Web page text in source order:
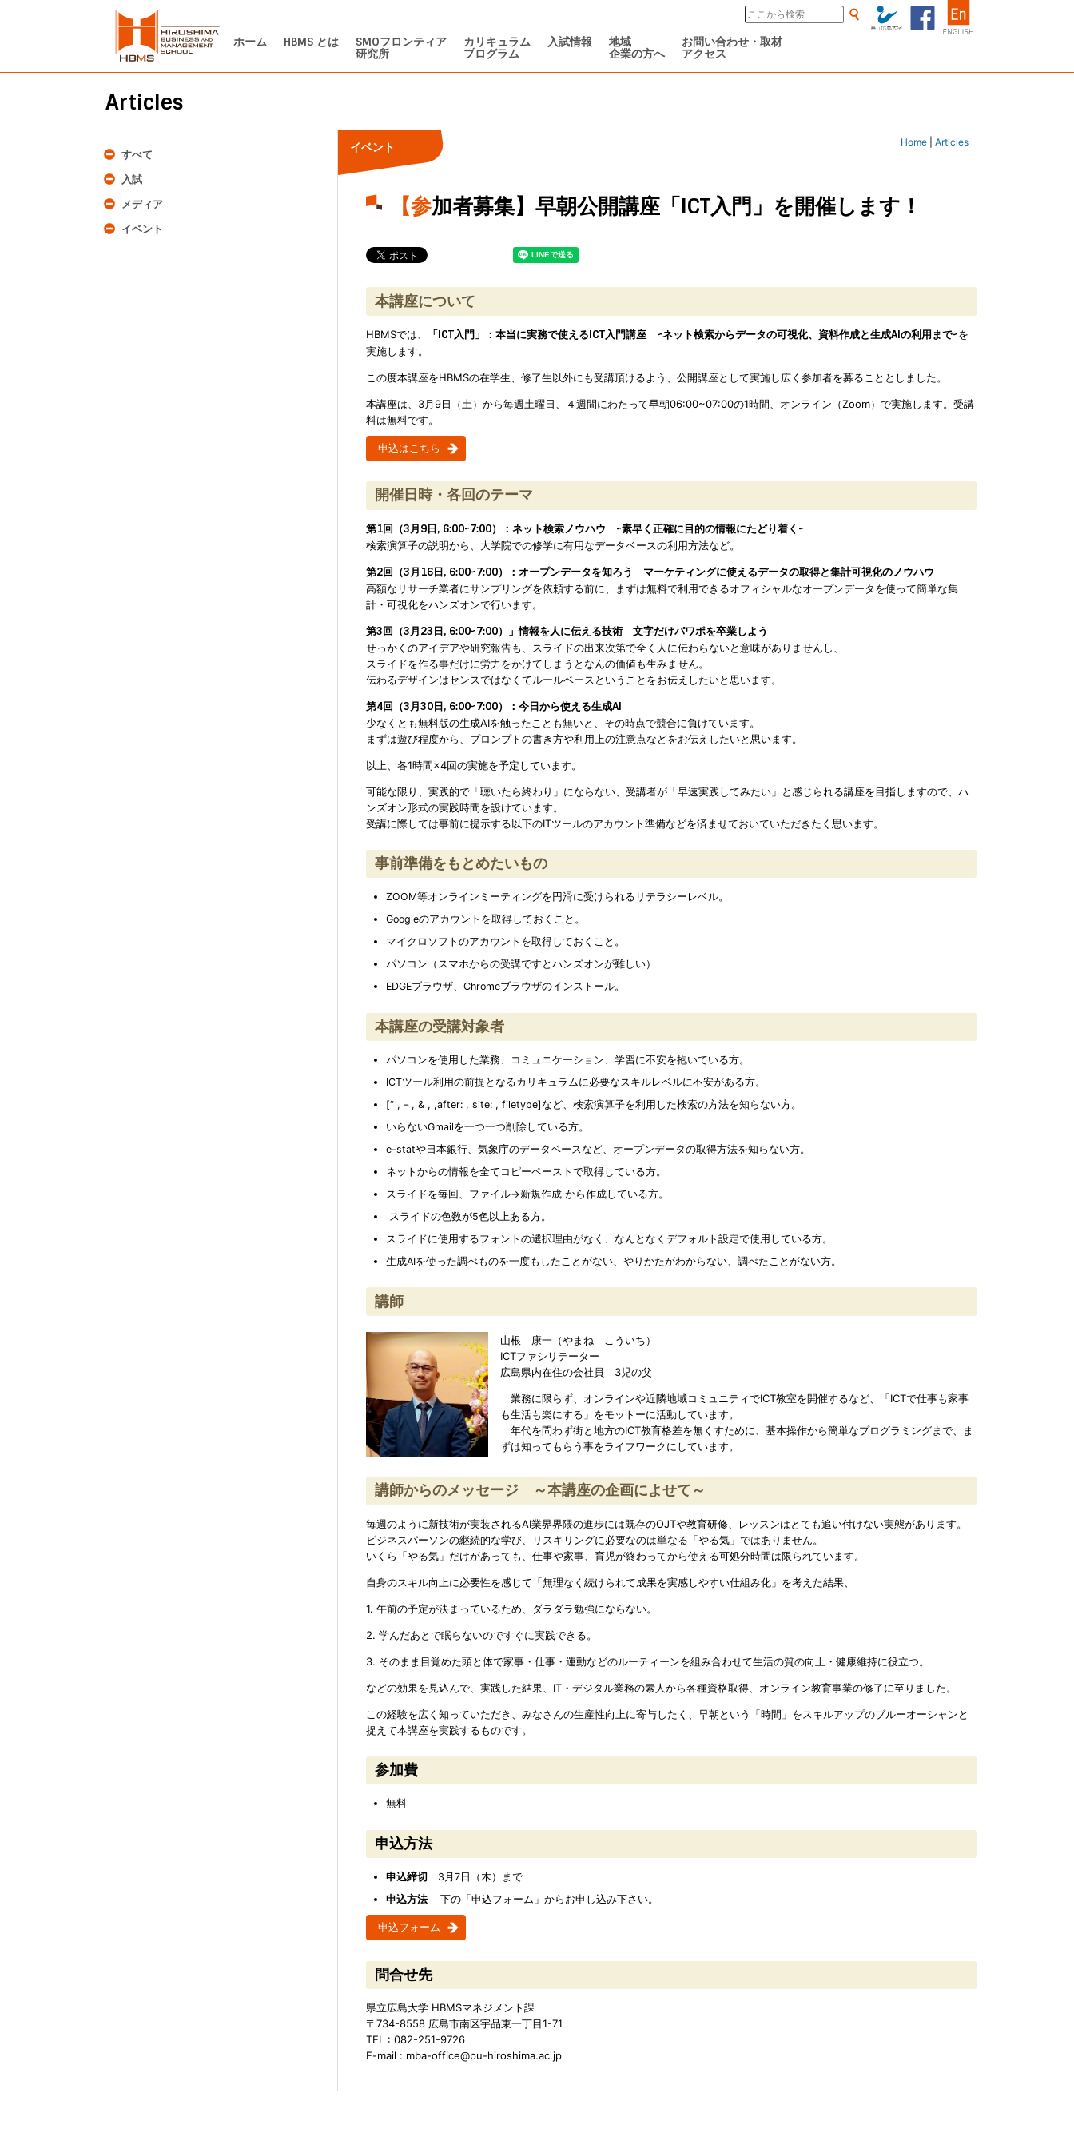
ホーム HBMS とは
SMOフロンティア
研究所
カリキュラム
プログラム
入試情報
地域
企業の方へ
お問い合わせ・取材
アクセス
Articles
すべて
入試
メディア
イベント
Home Articles
イベント
【参加者募集】早朝公開講座「ICT入門」を開催します！
本講座について
HBMSでは、 「ICT入門」：本当に実務で使えるICT入門講座 ~ネット検索からデータの可視化、資料作成と生成AIの利用まで~を
実施します。
この度本講座をHBMSの在学生、修了生以外にも受講頂けるよう、公開講座として実施し広く参加者を募ることとしました。
本講座は、3月9日（土）から毎週土曜日、４週間にわたって早朝06:00~07:00の1時間、オンライン（Zoom）で実施します。受講
料は無料です。
申込はこちら
開催日時・各回のテーマ
第1回（3月9日, 6:00~7:00）：ネット検索ノウハウ ~素早く正確に目的の情報にたどり着く~
検索演算子の説明から、大学院での修学に有用なデータベースの利用方法など。
第2回（3月16日, 6:00~7:00）：オープンデータを知ろう マーケティングに使えるデータの取得と集計可視化のノウハウ
高額なリサーチ業者にサンプリングを依頼する前に、まずは無料で利用できるオフィシャルなオープンデータを使って簡単な集
計・可視化をハンズオンで行います。
第3回（3月23日, 6:00~7:00）」情報を人に伝える技術 文字だけパワポを卒業しよう
せっかくのアイデアや研究報告も、スライドの出来次第で全く人に伝わらないと意味がありませんし、
スライドを作る事だけに労力をかけてしまうとなんの価値も生みません。
伝わるデザインはセンスではなくてルールベースということをお伝えしたいと思います。
第4回（3月30日, 6:00~7:00）：今日から使える生成AI
少なくとも無料版の生成AIを触ったことも無いと、その時点で競合に負けています。
まずは遊び程度から、プロンプトの書き方や利用上の注意点などをお伝えしたいと思います。
以上、各1時間×4回の実施を予定しています。
可能な限り、実践的で「聴いたら終わり」にならない、受講者が「早速実践してみたい」と感じられる講座を目指しますので、ハ
ンズオン形式の実践時間を設けています。
受講に際しては事前に提示する以下のITツールのアカウント準備などを済ませておいていただきたく思います。
事前準備をもとめたいもの
ZOOM等オンラインミーティングを円滑に受けられるリテラシーレベル。
Googleのアカウントを取得しておくこと。
マイクロソフトのアカウントを取得しておくこと。
パソコン（スマホからの受講ですとハンズオンが難しい）
EDGEブラウザ、Chromeブラウザのインストール。
本講座の受講対象者
パソコンを使用した業務、コミュニケーション、学習に不安を抱いている方。
ICTツール利用の前提となるカリキュラムに必要なスキルレベルに不安がある方。
[“ , – , & , ,after: , site: , filetype]など、検索演算子を利用した検索の方法を知らない方。
いらないGmailを一つ一つ削除している方。
e-statや日本銀行、気象庁のデータベースなど、オープンデータの取得方法を知らない方。
ネットからの情報を全てコピーペーストで取得している方。
スライドを毎回、ファイル→新規作成 から作成している方。
スライドの色数が5色以上ある方。
スライドに使用するフォントの選択理由がなく、なんとなくデフォルト設定で使用している方。
生成AIを使った調べものを一度もしたことがない、やりかたがわからない、調べたことがない方。
講師
山根 康一（やまね こういち）
ICTファシリテーター
広島県内在住の会社員 3児の父
業務に限らず、オンラインや近隣地域コミュニティでICT教室を開催するなど、「ICTで仕事も家事
も生活も楽にする」をモットーに活動しています。
年代を問わず街と地方のICT教育格差を無くすために、基本操作から簡単なプログラミングまで、ま
ずは知ってもらう事をライフワークにしています。
講師からのメッセージ ～本講座の企画によせて～
毎週のように新技術が実装されるAI業界界隈の進歩には既存のOJTや教育研修、レッスンはとても追い付けない実態があります。
ビジネスパーソンの継続的な学び、リスキリングに必要なのは単なる「やる気」ではありません。
いくら「やる気」だけがあっても、仕事や家事、育児が終わってから使える可処分時間は限られています。
自身のスキル向上に必要性を感じて「無理なく続けられて成果を実感しやすい仕組み化」を考えた結果、
1. 午前の予定が決まっているため、ダラダラ勉強にならない。
2. 学んだあとで眠らないのですぐに実践できる。
3. そのまま目覚めた頭と体で家事・仕事・運動などのルーティーンを組み合わせて生活の質の向上・健康維持に役立つ。
などの効果を見込んで、実践した結果、IT・デジタル業務の素人から各種資格取得、オンライン教育事業の修了に至りました。
この経験を広く知っていただき、みなさんの生産性向上に寄与したく、早朝という「時間」をスキルアップのブルーオーシャンと
捉えて本講座を実践するものです。
参加費
無料
申込方法
申込締切 3月7日（木）まで
申込方法 下の「申込フォーム」からお申し込み下さい。
申込フォーム
問合せ先
県立広島大学 HBMSマネジメント課
〒734-8558 広島市南区宇品東一丁目1-71
TEL : 082-251-9726
E-mail : mba-office@pu-hiroshima.ac.jp